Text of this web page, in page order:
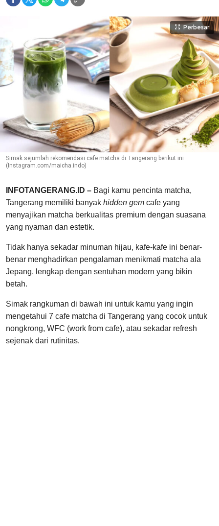
Perbesar
Simak sejumlah rekomendasi cafe matcha di Tangerang berikut ini
(Instagram.com/maicha.indo)
INFOTANGERANG.ID – Bagi kamu pencinta matcha,
Tangerang memiliki banyak hidden gem cafe yang
menyajikan matcha berkualitas premium dengan suasana
yang nyaman dan estetik.
Tidak hanya sekadar minuman hijau, kafe-kafe ini benar-
benar menghadirkan pengalaman menikmati matcha ala
Jepang, lengkap dengan sentuhan modern yang bikin
betah.
Simak rangkuman di bawah ini untuk kamu yang ingin
mengetahui 7 cafe matcha di Tangerang yang cocok untuk
nongkrong, WFC (work from cafe), atau sekadar refresh
sejenak dari rutinitas.